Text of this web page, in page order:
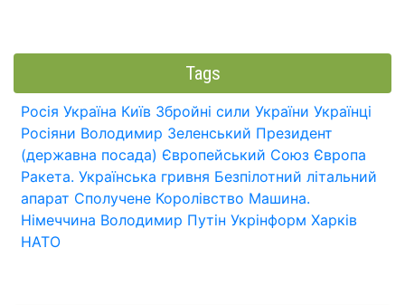
Tags
Росія Україна Київ Збройні сили України Українці
Росіяни Володимир Зеленський Президент
(державна посада) Європейський Союз Європа
Ракета. Українська гривня Безпілотний літальний
апарат Сполучене Королівство Машина.
Німеччина Володимир Путін Укрінформ Харків
НАТО